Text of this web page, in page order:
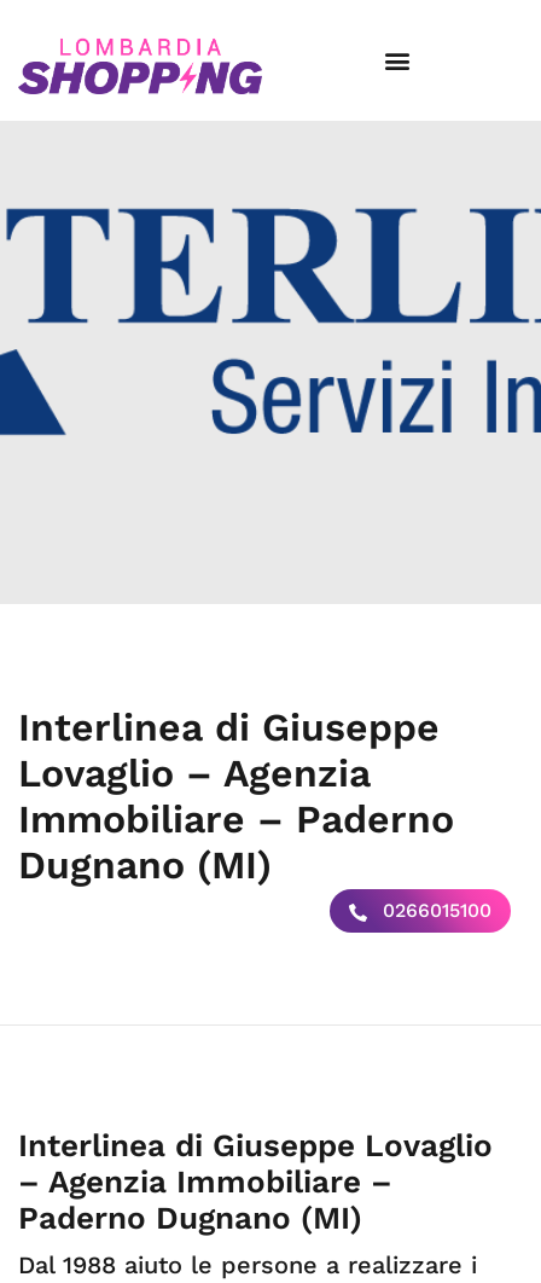
Interlinea di Giuseppe
Lovaglio – Agenzia
Immobiliare – Paderno
Dugnano (MI)
0266015100
Interlinea di Giuseppe Lovaglio
– Agenzia Immobiliare –
Paderno Dugnano (MI)
Dal 1988 aiuto le persone a realizzare i